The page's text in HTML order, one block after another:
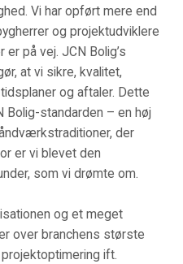
Vi har opført mere end
og projektudviklere
på vej. JCN Bolig’s
at vi sikre, kvalitet,
og aftaler. Dette
Bolig-standarden – en høj
der
er vi blevet den
som vi drømte om.
og et meget
over branchens største
ift.